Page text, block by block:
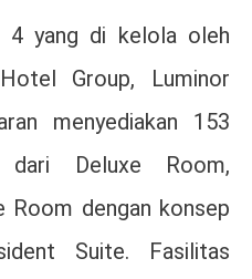
4 yang di kelola oleh
Group, Luminor
menyediakan 153
Deluxe Room,
Room dengan konsep
Suite. Fasilitas